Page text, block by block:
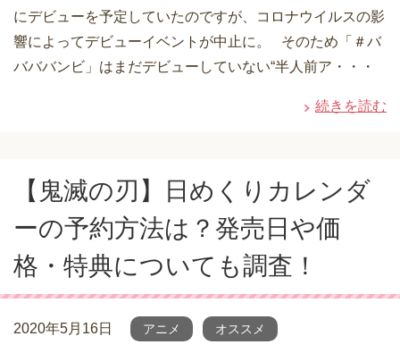
にデビューを予定していたのですが、コロナウイルスの影
響によってデビューイベントが中止に。 そのため「＃バ
バババンビ」はまだデビューしていない“半人前ア・・・
続きを読む
【鬼滅の刃】日めくりカレンダ
ーの予約方法は？発売日や価
格・特典についても調査！
2020年5月16日 アニメ オススメ